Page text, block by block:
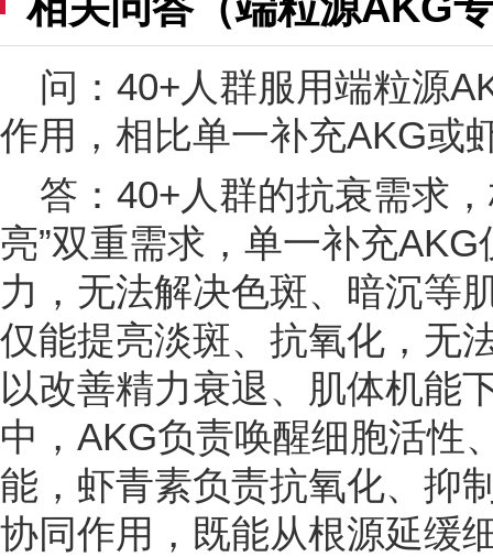
问：40+人群服用端粒源
作用，相比单一补充AKG或
答：40+人群的抗衰需求
亮”双重需求，单一补充
力，无法解决色斑、暗沉等
仅能提亮淡斑、抗氧化，无
以改善精力衰退、肌体机能
中，AKG负责唤醒细胞活性
能，虾青素负责抗氧化、抑
协同作用，既能从根源延缓